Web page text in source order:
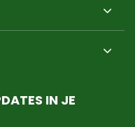
IN JE